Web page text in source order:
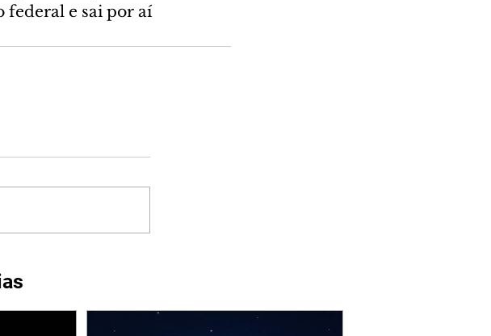
e sai por aí